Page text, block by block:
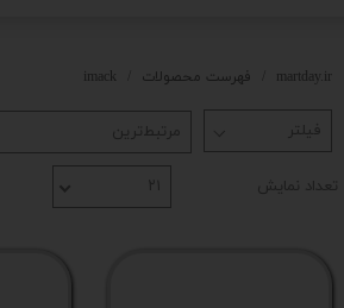
خروج از حساب کاربری
martday.ir فهرست محصولات imack
مرتبط‌ترین
تعداد نمایش ۲۱